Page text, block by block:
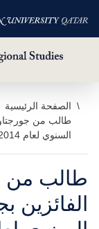
تخطي
المحتوى
الرئيسي
الصفحة الرئيسية
طالب من
السنوي لعام 2014
طالب من
الفائزين